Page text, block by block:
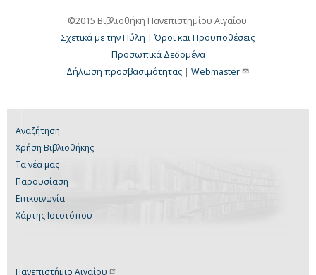
©2015 Βιβλιοθήκη Πανεπιστημίου Αιγαίου
Σχετικά με την Πύλη |Όροι και Προϋποθέσεις
Προσωπικά Δεδομένα
Δήλωση προσβασιμότητας | Webmaster
Αναζήτηση
Χρήση Βιβλιοθήκης
Τα νέα μας
Παρουσίαση
Επικοινωνία
Χάρτης Ιστοτόπου
Πανεπιστήμιο Αιγαίου